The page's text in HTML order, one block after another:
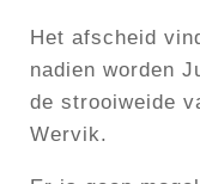
Het afscheid
nadien worden
de strooiweide
Wervik.